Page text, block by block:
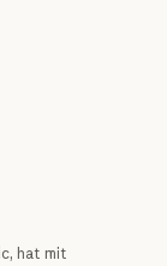
hat mit